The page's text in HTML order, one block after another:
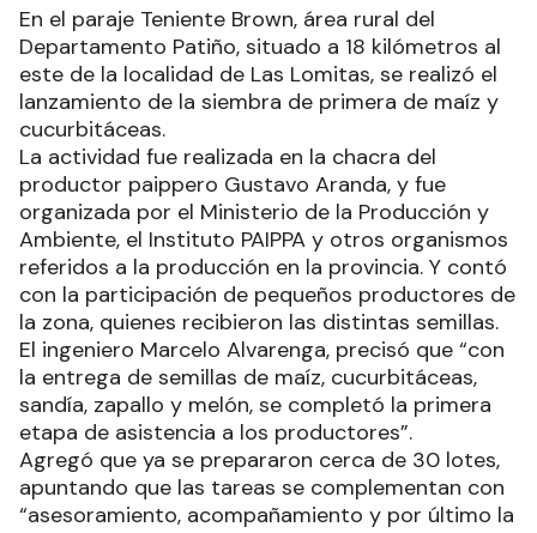
En el paraje Teniente Brown, área rural del
Departamento Patiño, situado a 18 kilómetros al
este de la localidad de Las Lomitas, se realizó el
lanzamiento de la siembra de primera de maíz y
cucurbitáceas.
La actividad fue realizada en la chacra del
productor paippero Gustavo Aranda, y fue
organizada por el Ministerio de la Producción y
Ambiente, el Instituto PAIPPA y otros organismos
referidos a la producción en la provincia. Y contó
con la participación de pequeños productores de
la zona, quienes recibieron las distintas semillas.
El ingeniero Marcelo Alvarenga, precisó que “con
la entrega de semillas de maíz, cucurbitáceas,
sandía, zapallo y melón, se completó la primera
etapa de asistencia a los productores”.
Agregó que ya se prepararon cerca de 30 lotes,
apuntando que las tareas se complementan con
“asesoramiento, acompañamiento y por último la